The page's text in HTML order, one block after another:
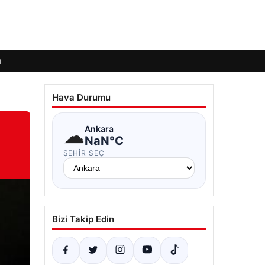
Hava Durumu
☁Ankara
NaN°C
ŞEHIR SEÇ
Bizi Takip Edin